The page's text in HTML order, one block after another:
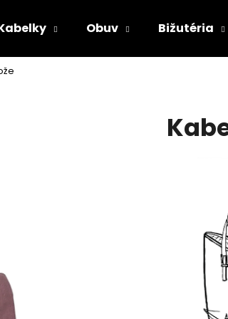
Obuv Bižutéria
Čo potrebujete nájsť?